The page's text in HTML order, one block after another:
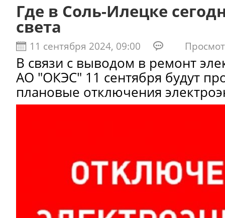
Где в Соль-Илецке
света
11 сентября 2024, 09:00
В связи с выводом в ремонт
АО "ОКЭС" 11 сентября будут
плановые отключения